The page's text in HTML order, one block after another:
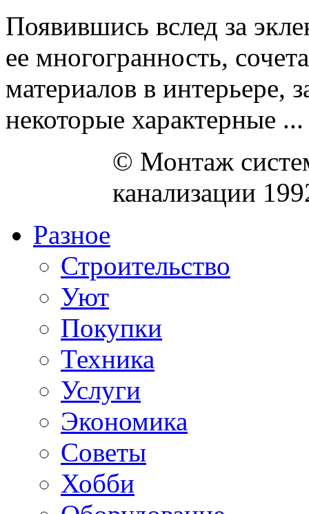
Появившись вслед за
ее многогранность,
материалов в интерьере,
некоторые характерные ...
© Монтаж
канализации
Разное
Строительство
Уют
Покупки
Техника
Услуги
Экономика
Советы
Хобби